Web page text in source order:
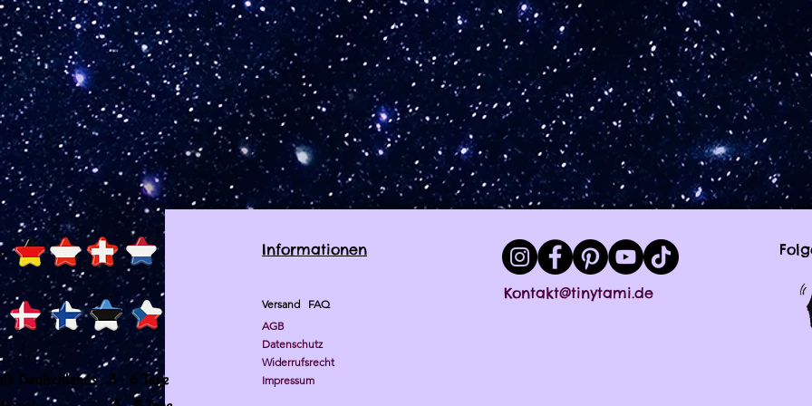
Deutschlands 3 - 6 Tage
Informationen
Versand FAQ
AGB
Datenschutz
Widerrufsrecht
Impressum
Kontakt@tinytami.de